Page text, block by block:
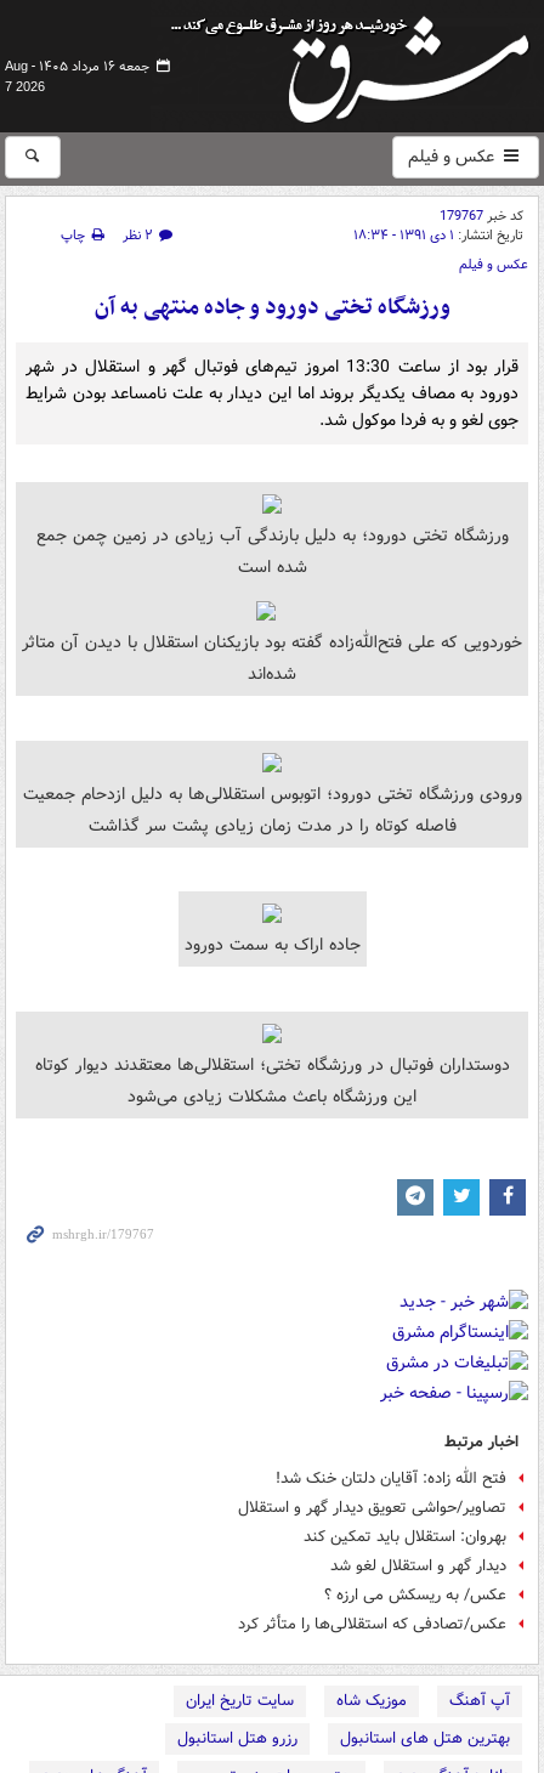
جمعه ۱۶ مرداد ۱۴۰۵ -
Aug
7 2026
عکس و فیلم
کد خبر179767
تاریخ انتشار: ۱ دی ۱۳۹۱ - ۱۸:۳۴ ۲ نظر
چاپ
عکس و فیلم
ورزشگاه تختی دورود و جاده منتهی به آن
قرار بود از ساعت 13:30 امروز تیم‌های فوتبال گهر و استقلال در شهر
دورود به مصاف یکدیگر بروند اما این دیدار به علت نامساعد بودن شرایط
جوی لغو و به فردا موکول شد.
ورزشگاه تختی دورود؛ به دلیل بارندگی آب زیادی در زمین چمن جمع
شده است
خوردویی که علی فتح‌الله‌زاده گفته بود بازیکنان استقلال با دیدن آن متاثر
شده‌اند
ورودی ورزشگاه تختی دورود؛ اتوبوس استقلالی‌ها به دلیل ازدحام جمعیت
فاصله کوتاه را در مدت زمان زیادی پشت سر گذاشت
جاده اراک به سمت دورود
دوستداران فوتبال در ورزشگاه تختی؛ استقلالی‌ها معتقدند دیوار کوتاه
این ورزشگاه باعث مشکلات زیادی می‌شود
اخبار مرتبط
فتح الله زاده: آقایان دلتان خنک شد!
تصاویر/حواشی تعویق دیدار گهر و استقلال
بهروان: استقلال باید تمکین کند
دیدار گهر و استقلال لغو شد
عکس/ به ریسکش می ارزه ؟
عکس/تصادفی که استقلالی‌ها را متأثر کرد
آپ آهنگ موزیک شاه
سایت تاریخ ایران
بهترین هتل های استانبول
رزرو هتل استانبول